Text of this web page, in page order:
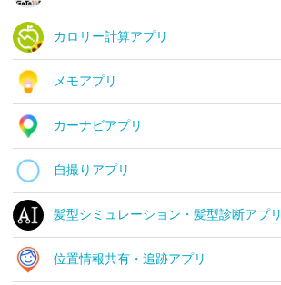
カロリー計算アプリ
メモアプリ
カーナビアプリ
自撮りアプリ
髪型シミュレーション・髪型診断アプリ
位置情報共有・追跡アプリ